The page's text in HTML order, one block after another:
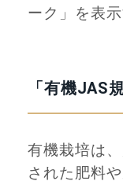
ーク」を表
「有機JAS
有機栽培は
された肥料